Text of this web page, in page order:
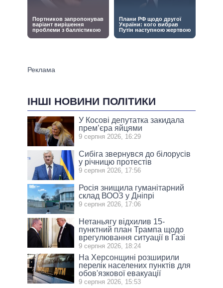
ІНШІ НОВИНИ ПОЛІТИКИ
У Косові депутатка закидала
прем’єра яйцями
9 серпня 2026, 16:29
Сибіга звернувся до білорусів
у річницю протестів
9 серпня 2026, 17:56
Росія знищила гуманітарний
склад ВООЗ у Дніпрі
9 серпня 2026, 17:06
Нетаньягу відхилив 15-
пунктний план Трампа щодо
врегулювання ситуації в Газі
9 серпня 2026, 18:24
На Херсонщині розширили
перелік населених пунктів для
обов'язкової евакуації
9 серпня 2026, 15:53